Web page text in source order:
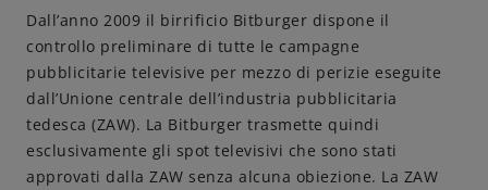
Dall’anno 2009 il birrificio Bitburger dispone il
controllo preliminare di tutte le campagne
pubblicitarie televisive per mezzo di perizie eseguite
dall’Unione centrale dell’industria pubblicitaria
tedesca (ZAW). La Bitburger trasmette quindi
esclusivamente gli spot televisivi che sono stati
approvati dalla ZAW senza alcuna obiezione. La ZAW